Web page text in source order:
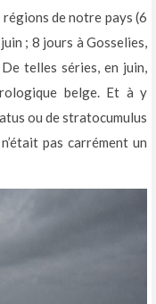
de notre pays (6
; 8 jours à Gosselies,
telles séries, en juin,
belge. Et à y
ou de stratocumulus
pas carrément un